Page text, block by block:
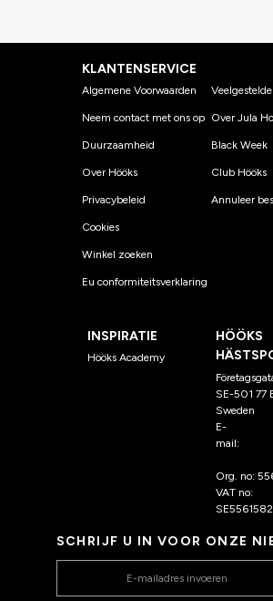
KLANTENSERVICE
Algemene Voorwaarden
Neem contact met ons op
Duurzaamheid
Over Hööks
Privacybeleid
Cookies
Winkel zoeken
Eu conformiteitsverklaring
Over Jula
Black Week
Club Hööks
Annuleer
INSPIRATIE
Hööks Academy
HÖÖKS
SE-501 77
Sweden
E-
mail:
Org. no:
VAT no:
SCHRIJF U IN VOOR ONZE